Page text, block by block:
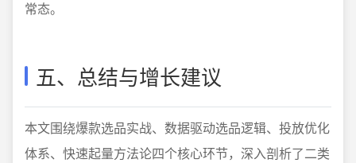
常态。
五、总结与增长建议
本文围绕爆款选品实战、数据驱动选品逻辑、投放优化
体系、快速起量方法论四个核心环节，深入剖析了二类